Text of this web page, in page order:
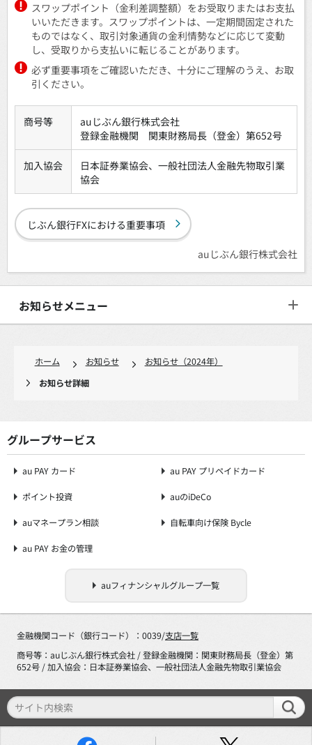
スワップポイント（金利差調整額）をお受取りまたはお支払
いいただきます。スワップポイントは、一定期間固定された
ものではなく、取引対象通貨の金利情勢などに応じて変動
し、受取りから支払いに転じることがあります。
必ず重要事項をご確認いただき、十分にご理解のうえ、お取
引ください。
商号等
auじぶん銀行株式会社
登録金融機関 関東財務局長（登金）第652号
加入協会
日本証券業協会、一般社団法人金融先物取引業
協会
じぶん銀行FXにおける重要事項
auじぶん銀行株式会社
お知らせメニュー
ホーム お知らせ
お知らせ（2024年）
お知らせ詳細
グループサービス
au PAY カード au PAY プリペイドカード
ポイント投資 auのiDeCo
auマネープラン相談 自転車向け保険 Bycle
au PAY お金の管理
auフィナンシャルグループ一覧
金融機関コード（銀行コード）：0039/支店一覧
商号等：auじぶん銀行株式会社 / 登録金融機関：関東財務局長（登金）第
652号 / 加入協会：日本証券業協会、一般社団法人金融先物取引業協会